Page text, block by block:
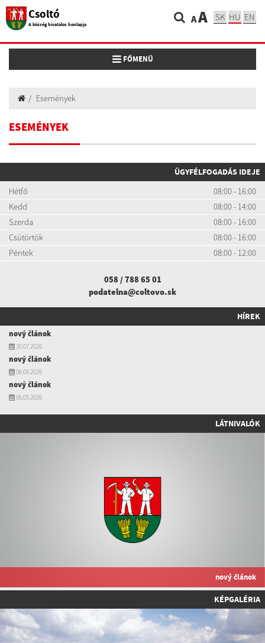
Csoltó
A község hivatalos honlapja AA SK HU EN
Toggle navigation
FŐMENÜ
Események
ESEMÉNYEK
ÜGYFÉLFOGADÁS IDEJE
Hétfő
08:00 - 16:00
Kedd
08:00 - 14:00
Szerda
08:00 - 16:00
Csütörtök
08:00 - 16:00
Péntek
08:00 - 12:00
058 / 788 65 01
podatelna@coltovo.sk
HÍREK
nový článok
30.07.2026
nový článok
06.05.2026
nový článok
06.05.2026
LÁTNIVALÓK
nový článok
KÉPGALÉRIA